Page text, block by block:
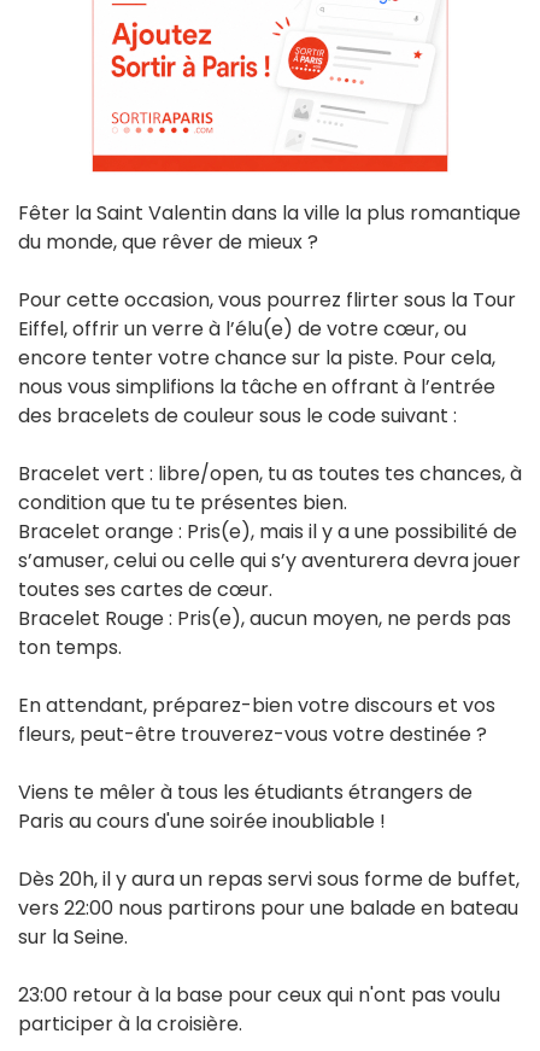
Fêter la Saint Valentin dans la ville la plus romantique
du monde, que rêver de mieux ?
Pour cette occasion, vous pourrez flirter sous la Tour
Eiffel, offrir un verre à l’élu(e) de votre cœur, ou
encore tenter votre chance sur la piste. Pour cela,
nous vous simplifions la tâche en offrant à l’entrée
des bracelets de couleur sous le code suivant :
Bracelet vert : libre/open, tu as toutes tes chances, à
condition que tu te présentes bien.
Bracelet orange : Pris(e), mais il y a une possibilité de
s’amuser, celui ou celle qui s’y aventurera devra jouer
toutes ses cartes de cœur.
Bracelet Rouge : Pris(e), aucun moyen, ne perds pas
ton temps.
En attendant, préparez-bien votre discours et vos
fleurs, peut-être trouverez-vous votre destinée ?
Viens te mêler à tous les étudiants étrangers de
Paris au cours d'une soirée inoubliable !
Dès 20h, il y aura un repas servi sous forme de buffet,
vers 22:00 nous partirons pour une balade en bateau
sur la Seine.
23:00 retour à la base pour ceux qui n'ont pas voulu
participer à la croisière.